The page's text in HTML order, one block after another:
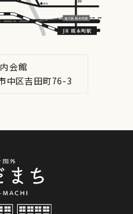
会館
区吉田町76-3